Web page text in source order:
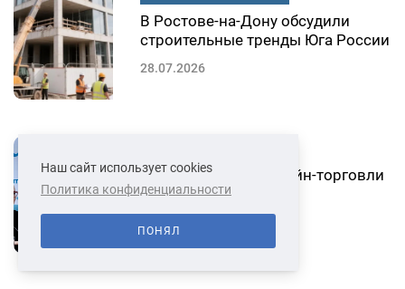
В Ростове-на-Дону обсудили
строительные тренды Юга России
28.07.2026
Донской рынок онлайн-торговли
рванул вверх
Наш сайт использует cookies
Политика конфиденциальности
ПОНЯЛ